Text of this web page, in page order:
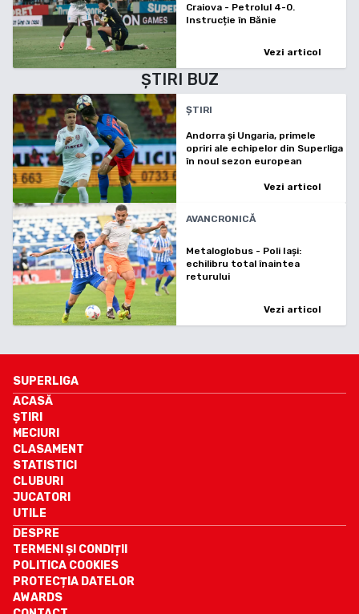
Craiova - Petrolul 4-0.
Instrucție în Bănie
Vezi articol
ȘTIRI BUZ
ȘTIRI
Andorra și Ungaria, primele
opriri ale echipelor din Superliga
în noul sezon european
Vezi articol
AVANCRONICĂ
Metaloglobus - Poli Iași:
echilibru total înaintea
returului
Vezi articol
SUPERLIGA
ACASĂ
ȘTIRI
MECIURI
CLASAMENT
STATISTICI
CLUBURI
JUCATORI
UTILE
DESPRE
TERMENI ȘI CONDIȚII
POLITICA COOKIES
PROTECȚIA DATELOR
AWARDS